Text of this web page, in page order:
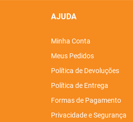
AJUDA
Minha Conta
Meus Pedidos
Política de Devoluções
Política de Entrega
Formas de Pagamento
Privacidade e Segurança